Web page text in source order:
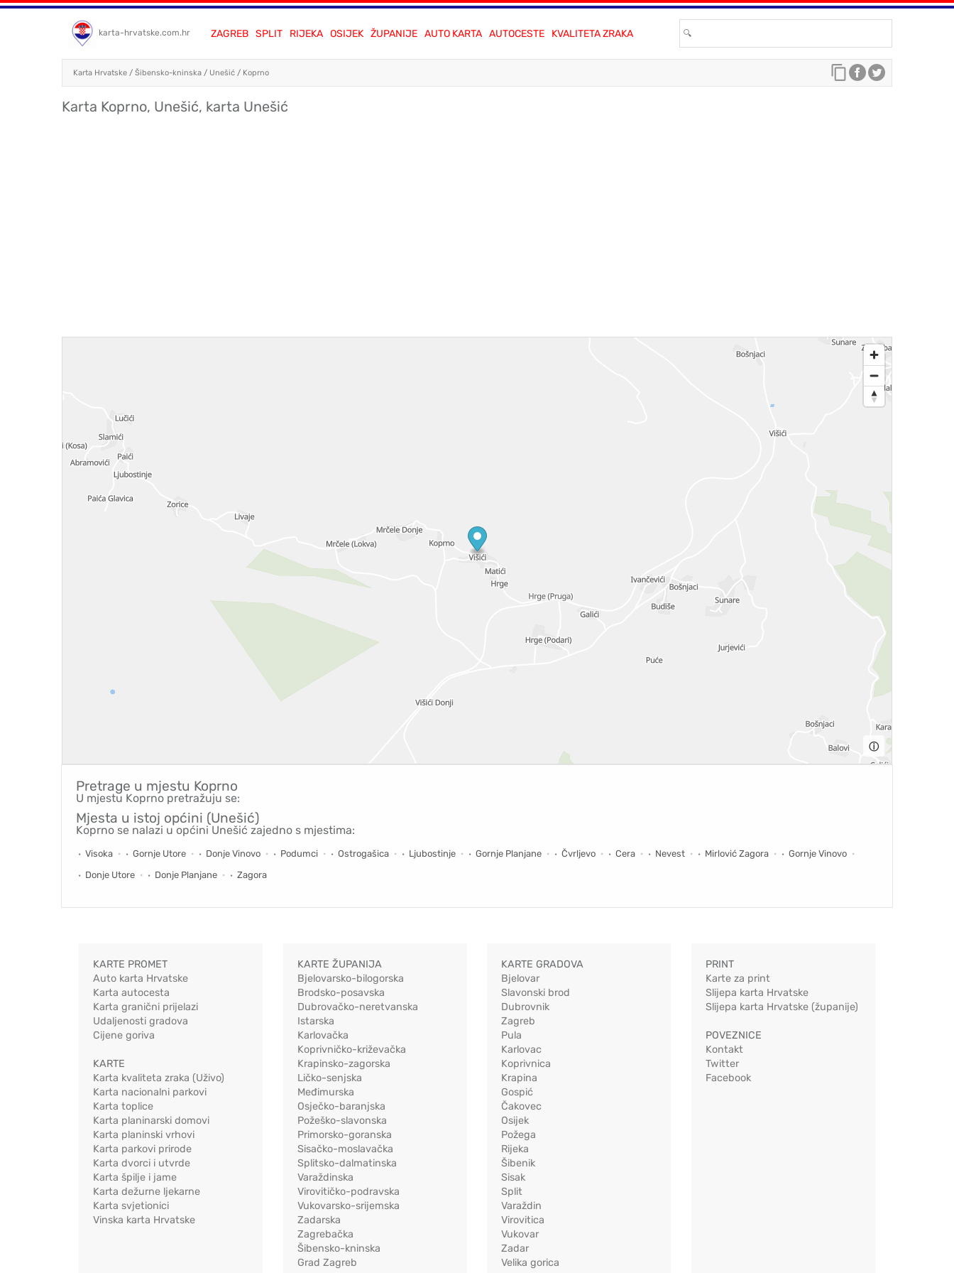
karta-hrvatske.com.hr ZAGREB SPLIT RIJEKA OSIJEK ŽUPANIJE AUTO KARTA AUTOCESTE KVALITETA ZRAKA
Karta Hrvatske / Šibensko-kninska / Unešić / Koprno
Karta Koprno, Unešić, karta Unešić
ⓘ
Pretrage u mjestu Koprno
U mjestu Koprno pretražuju se:
Mjesta u istoj općini (Unešić)
Koprno se nalazi u općini Unešić zajedno s mjestima:
Visoka Gornje Utore Donje Vinovo Podumci Ostrogašica Ljubostinje Gornje Planjane Čvrljevo Cera Nevest Mirlović Zagora
Gornje Vinovo
Donje Utore
Donje Planjane Zagora
KARTE PROMET
Auto karta Hrvatske
Karta autocesta
Karta granični prijelazi
Udaljenosti gradova
Cijene goriva
KARTE
Karta kvaliteta zraka (Uživo)
Karta nacionalni parkovi
Karta toplice
Karta planinarski domovi
Karta planinski vrhovi
Karta parkovi prirode
Karta dvorci i utvrde
Karta špilje i jame
Karta dežurne ljekarne
Karta svjetionici
Vinska karta Hrvatske
KARTE ŽUPANIJA
Bjelovarsko-bilogorska
Brodsko-posavska
Dubrovačko-neretvanska
Istarska
Karlovačka
Koprivničko-križevačka
Krapinsko-zagorska
Ličko-senjska
Međimurska
Osječko-baranjska
Požeško-slavonska
Primorsko-goranska
Sisačko-moslavačka
Splitsko-dalmatinska
Varaždinska
Virovitičko-podravska
Vukovarsko-srijemska
Zadarska
Zagrebačka
Šibensko-kninska
Grad Zagreb
KARTE GRADOVA
Bjelovar
Slavonski brod
Dubrovnik
Zagreb
Pula
Karlovac
Koprivnica
Krapina
Gospić
Čakovec
Osijek
Požega
Rijeka
Šibenik
Sisak
Split
Varaždin
Virovitica
Vukovar
Zadar
Velika gorica
PRINT
Karte za print
Slijepa karta Hrvatske
Slijepa karta Hrvatske (županije)
POVEZNICE
Kontakt
Twitter
Facebook